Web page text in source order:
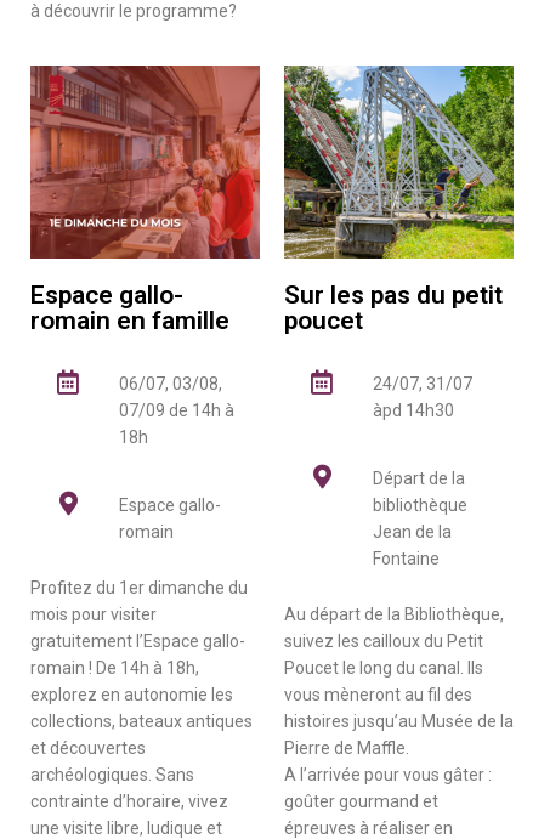
à découvrir le programme?
Espace gallo-
romain en famille
06/07, 03/08,
07/09 de 14h à
18h
Espace gallo-
romain
Profitez du 1er dimanche du
mois pour visiter
gratuitement l’Espace gallo-
romain ! De 14h à 18h,
explorez en autonomie les
collections, bateaux antiques
et découvertes
archéologiques. Sans
contrainte d’horaire, vivez
une visite libre, ludique et
Sur les pas du petit
poucet
24/07, 31/07
àpd 14h30
Départ de la
bibliothèque
Jean de la
Fontaine
Au départ de la Bibliothèque,
suivez les cailloux du Petit
Poucet le long du canal. Ils
vous mèneront au fil des
histoires jusqu’au Musée de la
Pierre de Maffle.
A l’arrivée pour vous gâter :
goûter gourmand et
épreuves à réaliser en